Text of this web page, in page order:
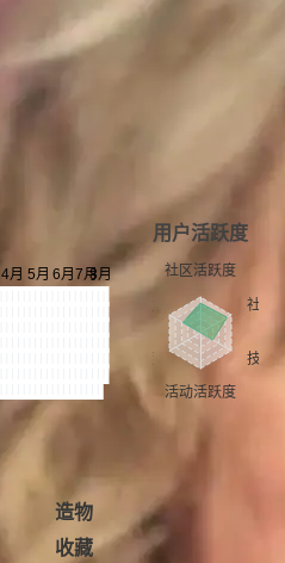
用户活跃度
造物
收藏